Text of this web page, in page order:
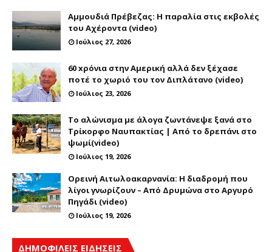
Αμμουδιά Πρέβεζας: Η παραλία στις εκβολές
του Αχέροντα (video)
Ιούλιος 27, 2026
60 xρόνια στην Αμερική αλλά δεν ξέχασε
ποτέ το χωριό του τον Διπλάτανο (video)
Ιούλιος 23, 2026
Το αλώνισμα με άλογα ζωντάνεψε ξανά στο
Τρίκορφο Ναυπακτίας | Από το δρεπάνι στο
ψωμί(video)
Ιούλιος 19, 2026
Ορεινή Αιτωλοακαρνανία: Η διαδρομή που
λίγοι γνωρίζουν – Από Δρυμώνα στο Αργυρό
Πηγάδι (video)
Ιούλιος 19, 2026
ΔΗΜΟΦΙΛΕΙΣ ΕΙΔΗΣΕΙΣ